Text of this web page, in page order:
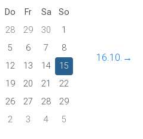
Do Fr Sa
So
28 29 30
1
5 6 7
8
12 13 14
15
19 20 21
22
26 27 28
29
2 3 4 5
16.10.→